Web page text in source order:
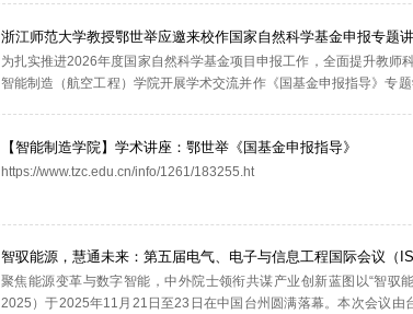
浙江师范大学教授鄂世举应邀来校作国家自然科学基金申报专题
为扎实推进2026年度国家自然科学基金项目申报工作，全面提升教
智能制造（航空工程）学院开展学术交流并作《国基金申报指导》专
【智能制造学院】学术讲座：鄂世举《国基金申报指导》
​https://www.tzc.edu.cn/info/1261/183255.ht
智驭能源，慧通未来：第五届电气、电子与信息工程国际会议（
聚焦能源变革与数字智能，中外院士领衔共谋产业创新蓝图以“智驭
2025）于2025年11月21日至23日在中国台州圆满落幕。本次会议由